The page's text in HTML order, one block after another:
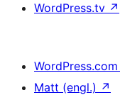
WordPress.tv ↗
WordPress.com
Matt (engl.) ↗